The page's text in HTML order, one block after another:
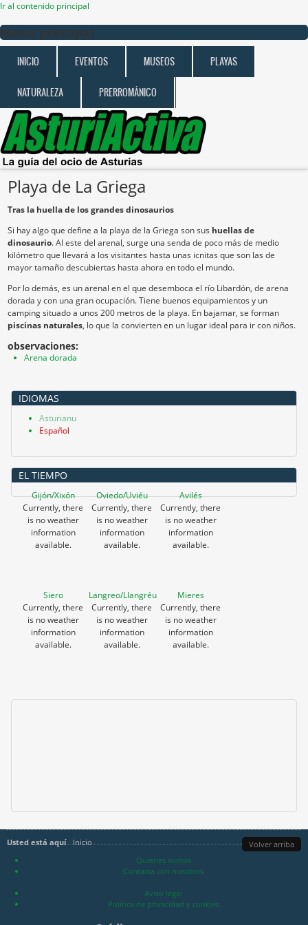
Ir al contenido principal
Menú principal
INICIO EVENTOS MUSEOS PLAYAS
NATURALEZA PRERROMÁNICO
Playa de La Griega
Tras la huella de los grandes dinosaurios
Si hay algo que define a la playa de la Griega son sus huellas de
dinosaurio. Al este del arenal, surge una senda de poco más de medio
kilómetro que llevará a los visitantes hasta unas icnitas que son las de
mayor tamaño descubiertas hasta ahora en todo el mundo.
Por lo demás, es un arenal en el que desemboca el río Libardón, de arena
dorada y con una gran ocupación. Tiene buenos equipamientos y un
camping situado a unos 200 metros de la playa. En bajamar, se forman
piscinas naturales, lo que la convierten en un lugar ideal para ir con niños.
observaciones:
Arena dorada
IDIOMAS
Asturianu
Español
EL TIEMPO
Gijón/Xixón
Currently, there
is no weather
information
available.
Oviedo/Uviéu
Currently, there
is no weather
information
available.
Avilés
Currently, there
is no weather
information
available.
Siero
Currently, there
is no weather
information
available.
Langreo/Llangréu
Currently, there
is no weather
information
available.
Mieres
Currently, there
is no weather
information
available.
Usted está aquí Inicio
Volver arriba
Quienes somos
Contacta con nosotros
Aviso legal
Política de privacidad y cookies